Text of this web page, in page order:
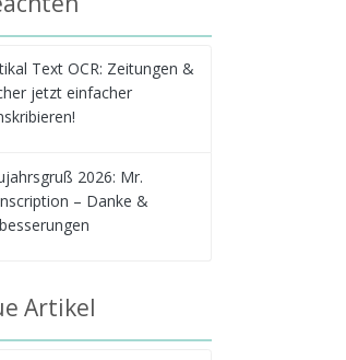
Text OCR: Zeitungen &
jetzt einfacher
2026: Mr.
– Danke &
Artikel